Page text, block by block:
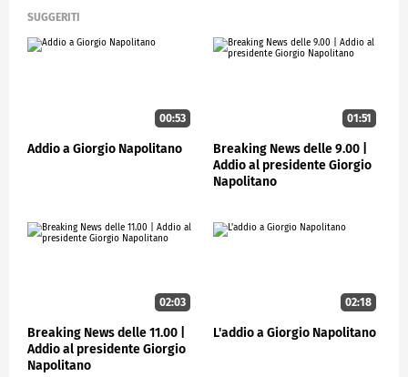
fra Italia, Francia e Germania.
SUGGERITI
00:53
Addio a Giorgio Napolitano
01:51
Breaking News delle 9.00 |
Addio al presidente Giorgio
Napolitano
02:03
Breaking News delle 11.00 |
Addio al presidente Giorgio
Napolitano
02:18
L'addio a Giorgio Napolitano